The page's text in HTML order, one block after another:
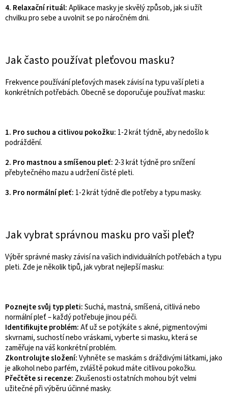
4. Relaxační rituál:Aplikace masky je skvělý způsob, jak si užít
chvilku pro sebe a uvolnit se po náročném dni.
Jak často používat pleťovou masku?
Frekvence používání pleťových masek závisí na typu vaší pleti a
konkrétních potřebách. Obecně se doporučuje používat masku:
1. Pro suchou a citlivou pokožku: 1-2 krát týdně, aby nedošlo k
podráždění.
2. Pro mastnou a smíšenou pleť: 2-3 krát týdně pro snížení
přebytečného mazu a udržení čisté pleti.
3. Pro normální pleť: 1-2 krát týdně dle potřeby a typu masky.
Jak vybrat správnou masku pro vaši pleť?
Výběr správné masky závisí na vašich individuálních potřebách a typu
pleti. Zde je několik tipů, jak vybrat nejlepší masku:
Poznejte svůj typ pleti:Suchá, mastná, smíšená, citlivá nebo
normální pleť – každý potřebuje jinou péči.
Identifikujte problém:Ať už se potýkáte s akné, pigmentovými
skvrnami, suchostí nebo vráskami, vyberte si masku, která se
zaměřuje na váš konkrétní problém.
Zkontrolujte složení:Vyhněte se maskám s dráždivými látkami, jako
je alkohol nebo parfém, zvláště pokud máte citlivou pokožku.
Přečtěte si recenze: Zkušenosti ostatních mohou být velmi
užitečné při výběru účinné masky.